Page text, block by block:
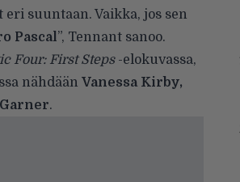
suuntaan. Vaikka, jos sen
Pascal”, Tennant sanoo.
Four: First Steps -elokuvassa,
nähdään Vanessa Kirby,
.